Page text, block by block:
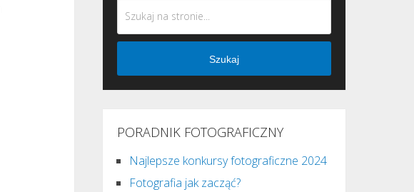
Szukaj
PORADNIK FOTOGRAFICZNY
Najlepsze konkursy fotograficzne 2024
Fotografia jak zacząć?